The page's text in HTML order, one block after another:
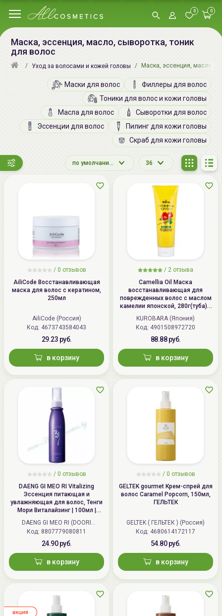
0 0
Маска, эссенция, масло, сыворотка, тоник
для волос
Уход за волосами и кожей головы Маска, эссенция, масло,
Маски для волос
Филлеры для волос
Тоники для волос и кожи головы
Масла для волос
Сыворотки для волос
Эссенции для волос
Пилинг для кожи головы
Скраб для кожи головы
по умолчанию 36
/ 0 отзывов
AiliCode Восстанавливающая
маска для волос с кератином,
250мл
AiliCode (Россия)
Код: 4673743584043
29.23 руб.
в корзину
/ 2 отзыва
Camellia Oil Маска
восстанавливающая для
поврежденных волос с маслом
камелии японской, 280г(туба) /
KUROBARA Camellia Oil Hair Pack
KUROBARA (Япония)
Код: 4901508972720
88.88 руб.
в корзину
/ 0 отзывов
DAENG GI MEO RI Vitalizing
Эссенция питающая и
увлажняющая для волос, Тенги
Мори Виталайзинг | 100мл |
Vitalizing Hair Essence
DAENG GI MEO RI (DOORI
Cosmetics) (Корея)
Код: 8807779080811
24.90 руб.
в корзину
/ 0 отзывов
GELTEK gourmet Крем-спрей для
волос Caramel Popcorn, 150мл,
ГЕЛЬТЕК
GELTEK ( ГЕЛЬТЕК ) (Россия)
Код: 4680614172117
54.80 руб.
в корзину
aкция